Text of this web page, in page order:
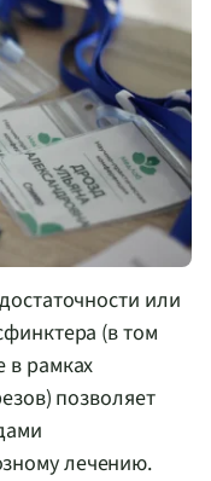
или
(в том
в рамках
позволяет
лечению.